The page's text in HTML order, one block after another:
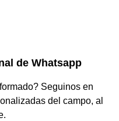
de Whatsapp
Seguinos en
del campo, al